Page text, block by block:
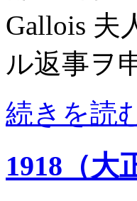
Gallois 夫
ル返事ヲ
続きを読
1918（大